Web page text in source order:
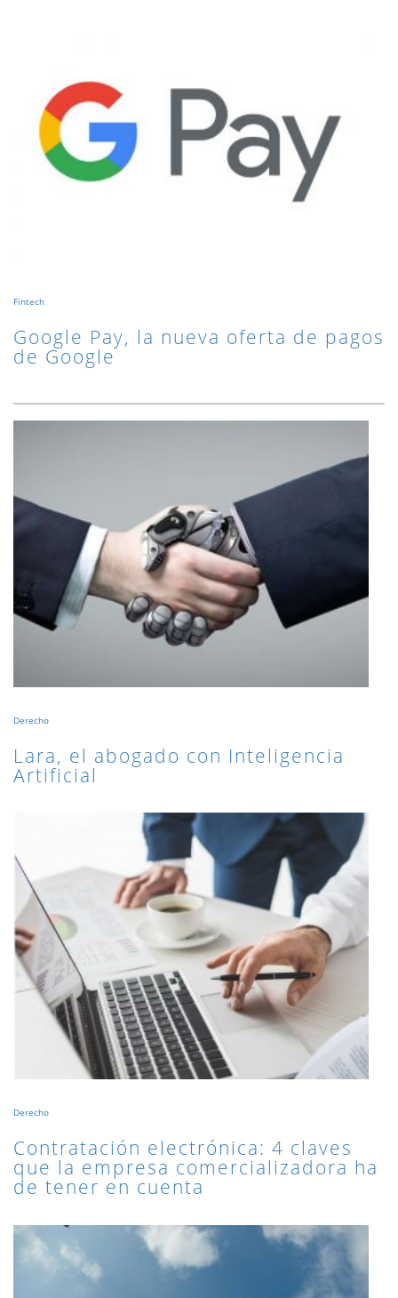
Fintech
Google Pay, la nueva oferta de pagos
de Google
Derecho
Lara, el abogado con Inteligencia
Artificial
Derecho
Contratación electrónica: 4 claves
que la empresa comercializadora ha
de tener en cuenta